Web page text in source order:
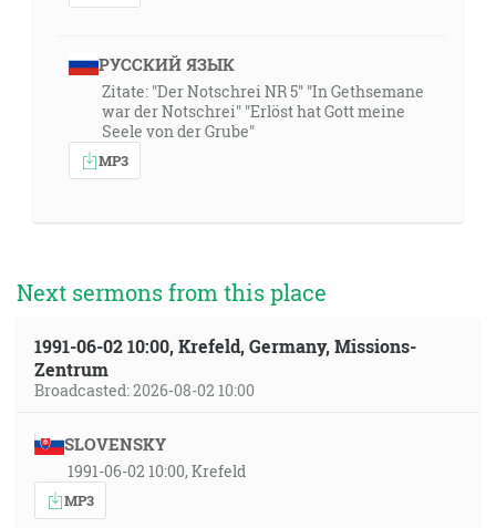
РУССКИЙ ЯЗЫК
Zitate: "Der Notschrei NR 5" "In Gethsemane
war der Notschrei" "Erlöst hat Gott meine
Seele von der Grube"
MP3
Next sermons from this place
1991-06-02 10:00, Krefeld, Germany, Missions-
Zentrum
Broadcasted: 2026-08-02 10:00
SLOVENSKY
1991-06-02 10:00, Krefeld
MP3